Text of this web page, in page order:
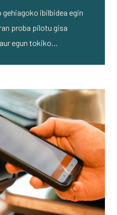
gehiagoko ibilbidea egin
proba pilotu gisa
egun tokiko…